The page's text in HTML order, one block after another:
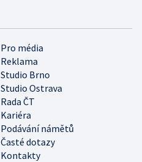
Pro média
Reklama
Studio Brno
Studio Ostrava
Rada ČT
Kariéra
Podávání námětů
Časté dotazy
Kontakty